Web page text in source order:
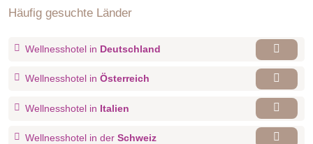
Häufig gesuchte Länder
Wellnesshotel in Deutschland
Wellnesshotel in Österreich
Wellnesshotel in Italien
Wellnesshotel in der Schweiz